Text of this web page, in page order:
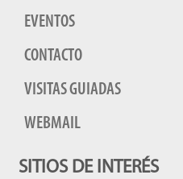
EVENTOS
CONTACTO
VISITAS GUIADAS
WEBMAIL
SITIOS DE INTERÉS